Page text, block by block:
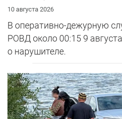
10 августа 2026
В оперативно-дежурную
РОВД около 00:15 9
о нарушителе.